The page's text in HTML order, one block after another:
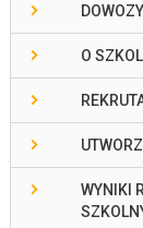
DOWOZY
O
WYNIKI